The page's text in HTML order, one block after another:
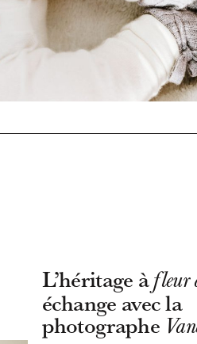
L’héritage àfleur
échange avec la
photographe